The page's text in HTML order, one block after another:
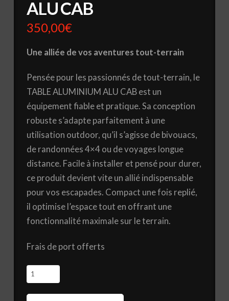
ALU CAB
350,00€
Une alliée de vos aventures tout-terrain
Pensée pour les passionnés de tout-terrain, le
TABLE ALUMINIUM ALU CAB est un
équipement fiable et pratique. Sa conception
robuste s’adapte parfaitement à une
utilisation outdoor, qu’il s’agisse de bivouacs,
de randonnées 4×4 ou de voyages longue
distance. Facile à installer et pensé pour durer,
ce produit devient vite un allié indispensable
pour vos escapades. Compact une fois replié,
il optimise l’espace tout en offrant une
fonctionnalité maximale sur le terrain.
Frais de port offerts
quantité
de